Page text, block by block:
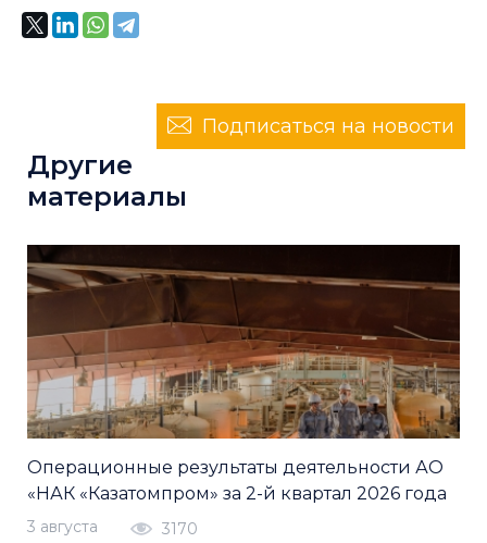
Подписаться на новости
Другие
материалы
Операционные результаты деятельности АО
«НАК «Казатомпром» за 2-й квартал 2026 года
3 августа 3170